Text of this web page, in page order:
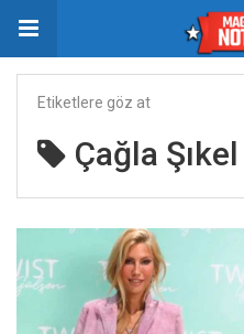
Etiketlere göz at
Çağla Şıkel